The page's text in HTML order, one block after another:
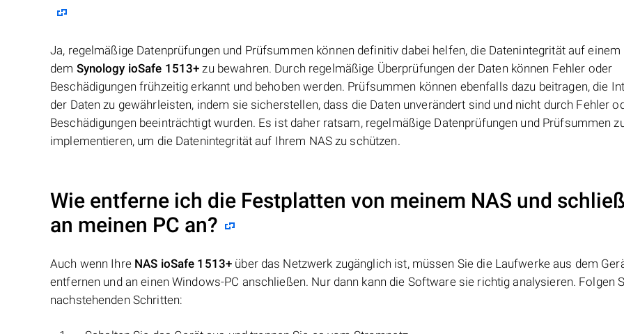
Ja, regelmäßige Datenprüfungen und Prüfsummen können definitiv dabei helfen, die Datenintegrität auf einem
dem Synology ioSafe 1513+ zu bewahren. Durch regelmäßige Überprüfungen der Daten können Fehler oder
Beschädigungen frühzeitig erkannt und behoben werden. Prüfsummen können ebenfalls dazu beitragen, die
der Daten zu gewährleisten, indem sie sicherstellen, dass die Daten unverändert sind und nicht durch Fehler
Beschädigungen beeinträchtigt wurden. Es ist daher ratsam, regelmäßige Datenprüfungen und Prüfsummen
implementieren, um die Datenintegrität auf Ihrem NAS zu schützen.
Wie entferne ich die Festplatten von meinem NAS und
an meinen PC an?
Auch wenn Ihre NAS ioSafe 1513+ über das Netzwerk zugänglich ist, müssen Sie die Laufwerke aus dem
entfernen und an einen Windows-PC anschließen. Nur dann kann die Software sie richtig analysieren. Folgen
nachstehenden Schritten: